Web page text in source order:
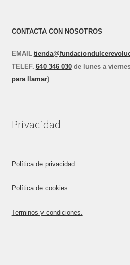
CONTACTA CON NOSOTROS
EMAIL
TELE F. 640 346 030de lunes a
para llamar)
Privacidad
Política de privacidad.
Política de cookies.
Terminos y condiciones.